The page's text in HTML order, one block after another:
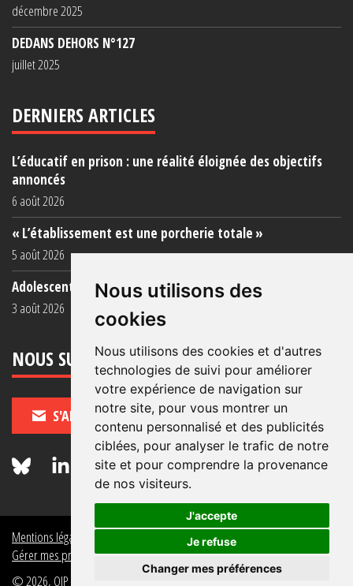
Nous utilisons des
cookies
Nous utilisons des cookies et d'autres
technologies de suivi pour améliorer
votre expérience de navigation sur
notre site, pour vous montrer un
contenu personnalisé et des publicités
ciblées, pour analyser le trafic de notre
site et pour comprendre la provenance
de nos visiteurs.
J'accepte
Je refuse
Changer mes préférences
décembre 2025
DEDANS DEHORS N°127
juillet 2025
DERNIERS ARTICLES
L’éducatif en prison : une réalité éloignée des objectifs
annoncés
6 août 2026
« L’établissement est une porcherie totale »
5 août 2026
Adolescent·es incarcéré·es : une faillite collective
3 août 2026
NOUS SUIVRE
S'ABONNER
Mentions légales
Politique de données personnelles
Gérer mes préférences de données personnelles
© 2026, OIP Section FR